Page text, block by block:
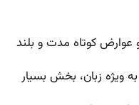
عوارض کوتاه مدت و بلند
ویژه زبان، بخش بسیار